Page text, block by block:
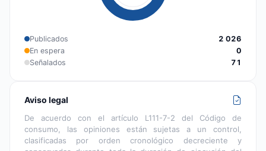
Publicados
2 026
En espera
0
Señalados
71
Aviso legal
De acuerdo con el artículo L111-7-2 del Código de
consumo, las opiniones están sujetas a un control,
clasificadas por orden cronológico decreciente y